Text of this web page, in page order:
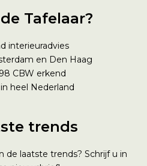
Tafelaar?
interieuradvies
en Den Haag
CBW erkend
heel Nederland
trends
de laatste trends? Schrijf u in